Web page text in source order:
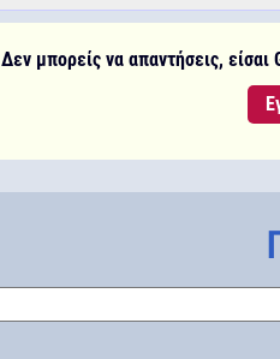
Δεν μπορείς να απαντήσεις,